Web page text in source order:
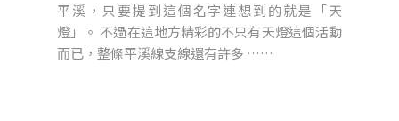
平溪，只要提到這個名字連想到的就是「天
燈」。 不過在這地方精彩的不只有天燈這個活動
而已，整條平溪線支線還有許多 ……